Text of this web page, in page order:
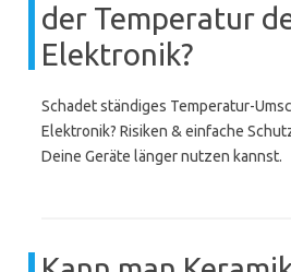
der Temperatur
Elektronik?
Schadet ständiges Temperatur-
Elektronik? Risiken & einfache
Deine Geräte länger nutzen kannst.